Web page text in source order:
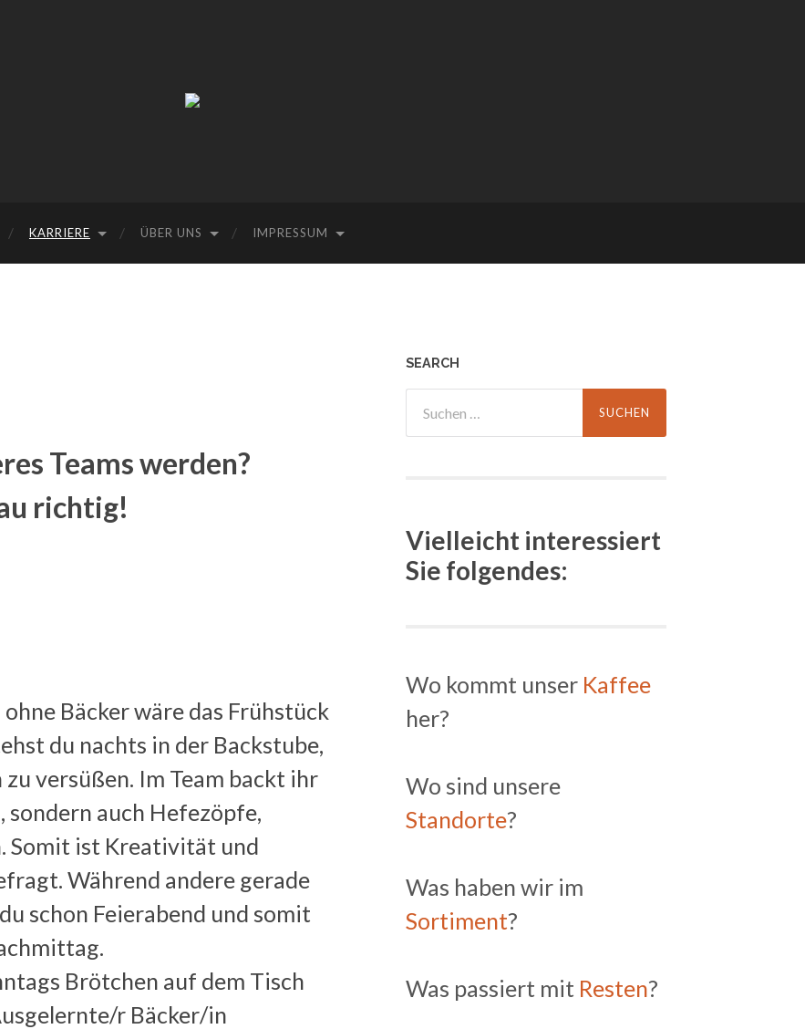
KARRIERE ÜBER UNS IMPRESSUM
Teams werden?
richtig!
Bäcker wäre das Frühstück
du nachts in der Backstube,
versüßen. Im Team backt ihr
auch Hefezöpfe,
Somit ist Kreativität und
Während andere gerade
schon Feierabend und somit
Brötchen auf dem Tisch
r Bäcker/in
SEARCH
nach:
Vielleicht interessiert
Sie folgendes:
Wo kommt unser Kaffee
her?
Wo sind unsere
Standorte?
Was haben wir im
Sortiment?
Was passiert mit Resten?